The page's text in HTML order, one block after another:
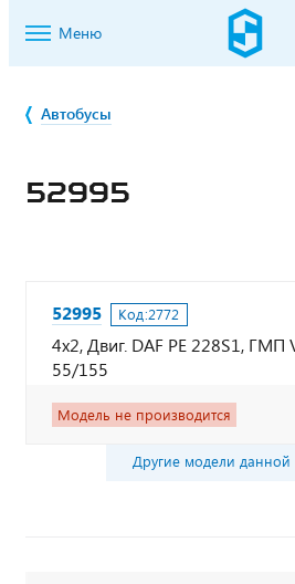
Меню
Автобусы
52995
52995 Код:2772
4х2, Двиг. DAF PE 228S1, ГМП
55/155
Модель не производится
Другие модели данной